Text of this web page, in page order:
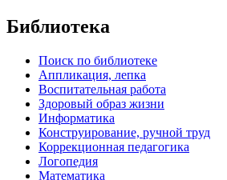
Библиотека
Поиск по библиотеке
Аппликация, лепка
Воспитательная работа
Здоровый образ жизни
Информатика
Конструирование, ручной труд
Коррекционная педагогика
Логопедия
Математика